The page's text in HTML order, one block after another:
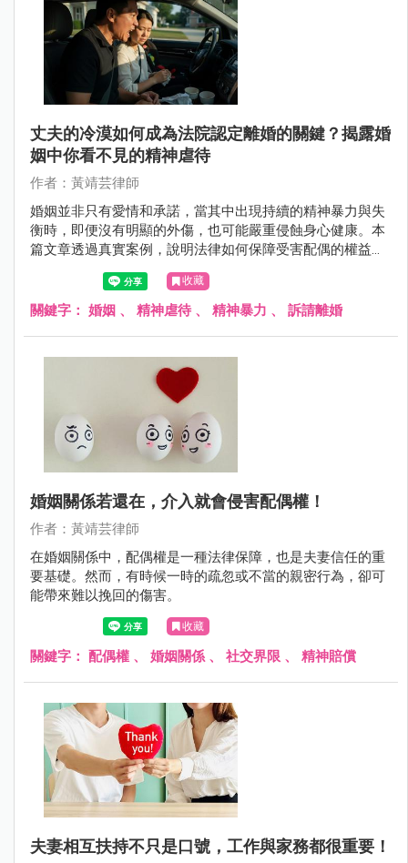
丈夫的冷漠如何成為法院認定離婚的關鍵？揭露婚
姻中你看不見的精神虐待
作者：黃靖芸律師
婚姻並非只有愛情和承諾，當其中出現持續的精神暴力與失
衡時，即便沒有明顯的外傷，也可能嚴重侵蝕身心健康。本
篇文章透過真實案例，說明法律如何保障受害配偶的權益，
並解析精神虐待與婚姻重大破綻的認定標準。
收藏
關鍵字： 婚姻 、 精神虐待 、 精神暴力 、 訴請離婚
婚姻關係若還在，介入就會侵害配偶權！
作者：黃靖芸律師
在婚姻關係中，配偶權是一種法律保障，也是夫妻信任的重
要基礎。然而，有時候一時的疏忽或不當的親密行為，卻可
能帶來難以挽回的傷害。
收藏
關鍵字： 配偶權 、 婚姻關係 、 社交界限 、 精神賠償
夫妻相互扶持不只是口號，工作與家務都很重要！